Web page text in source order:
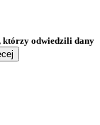
którzy odwiedzili dany